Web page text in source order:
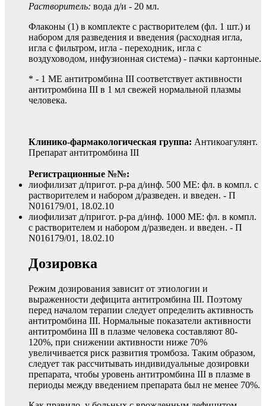
Растворитель: вода д/и - 20 мл.
Флаконы (1) в комплекте с растворителем (фл. 1 шт.) и
набором для разведения и введения (расходная игла,
игла с фильтром, игла - переходник, игла с
воздуховодом, инфузионная система) - пачки картонные.
* - 1 МЕ антитромбина III соответствует активности
антитромбина III в 1 мл свежей нормальной плазмы
человека.
Клинико-фармакологическая группа: Антикоагулянт.
Препарат антитромбина III
Регистрационные №№:
лиофилизат д/пригот. р-ра д/инф. 500 МЕ: фл. в компл. с
растворителем и набором д/разведен. и введен. - П
N016179/01, 18.02.10
лиофилизат д/пригот. р-ра д/инф. 1000 МЕ: фл. в компл.
с растворителем и набором д/разведен. и введен. - П
N016179/01, 18.02.10
Дозировка
Режим дозирования зависит от этиологии и
выраженности дефицита антитромбина III. Поэтому
перед началом терапии следует определить активность
антитромбина III. Нормальные показатели активности
антитромбина III в плазме человека составляют 80-
120%, при снижении активности ниже 70%
увеличивается риск развития тромбоза. Таким образом,
следует так рассчитывать индивидуальные дозировки
препарата, чтобы уровень антитромбина III в плазме в
периоды между введением препарата был не менее 70%.